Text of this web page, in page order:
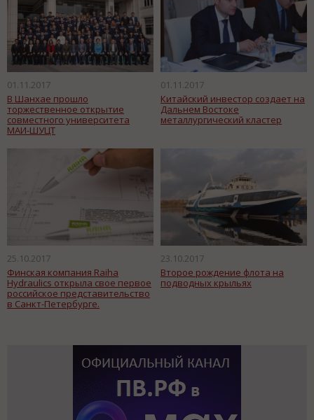
01.11.2017
В Шанхае прошло
торжественное открытие
совместного университета
МАИ-ШУЦТ
01.11.2017
Китайский инвестор создает на
Дальнем Востоке
металлургический кластер
25.10.2017
Финская компания Raiha
Hydraulics открыла свое первое
российское представительство
в Санкт-Петербурге.
23.10.2017
Второе рождение флота на
подводных крыльях